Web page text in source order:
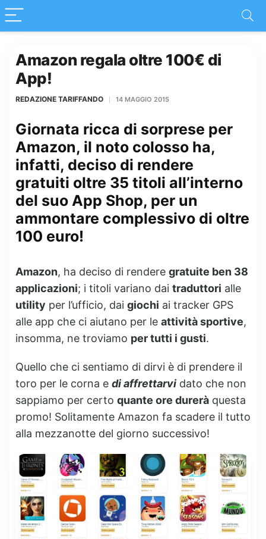
Amazon regala oltre 100€ di
App!
REDAZIONE TARIFFANDO 14 MAGGIO 2015
Giornata ricca di sorprese per
Amazon, il noto colosso ha,
infatti, deciso di rendere
gratuiti oltre 35 titoli all’interno
del suo App Shop, per un
ammontare complessivo di oltre
100 euro!
Amazon, ha deciso di rendere gratuite ben 38
applicazioni; i titoli variano dai traduttori alle
utility per l’ufficio, dai giochi ai tracker GPS
alle app che ci aiutano per le attività sportive,
insomma, ne troviamo per tutti i gusti.
Quello che ci sentiamo di dirvi è di prendere il
toro per le corna e di affrettarvi dato che non
sappiamo per certo quante ore durerà questa
promo! Solitamente Amazon fa scadere il tutto
alla mezzanotte del giorno successivo!